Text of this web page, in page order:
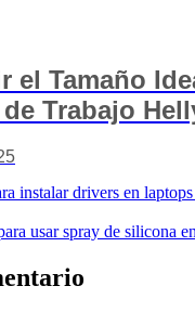
el Tamaño
Trabajo
instalar drivers en
usar spray de silicona